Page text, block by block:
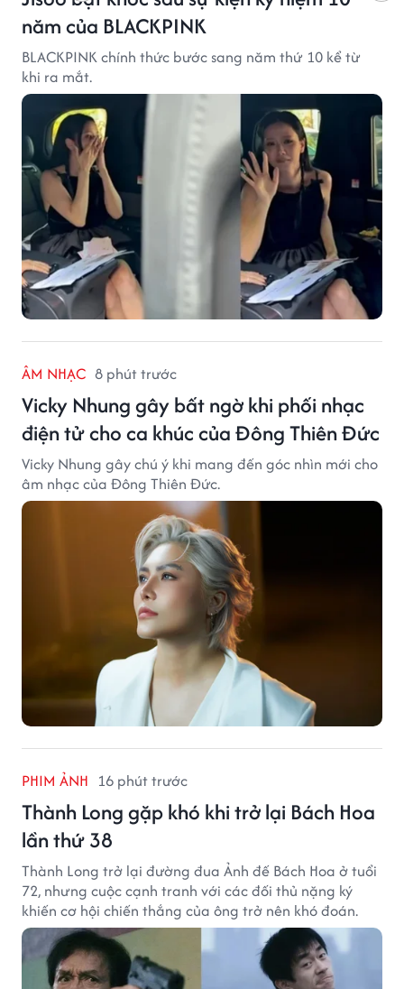
năm của BLACKPINK
BLACKPINK chính thức bước sang năm thứ 10 kể từ
khi ra mắt.
ÂM NHẠC 8 phút trước
Vicky Nhung gây bất ngờ khi phối nhạc
điện tử cho ca khúc của Đông Thiên Đức
Vicky Nhung gây chú ý khi mang đến góc nhìn mới cho
âm nhạc của Đông Thiên Đức.
PHIM ẢNH 16 phút trước
Thành Long gặp khó khi trở lại Bách Hoa
lần thứ 38
Thành Long trở lại đường đua Ảnh đế Bách Hoa ở tuổi
72, nhưng cuộc cạnh tranh với các đối thủ nặng ký
khiến cơ hội chiến thắng của ông trở nên khó đoán.